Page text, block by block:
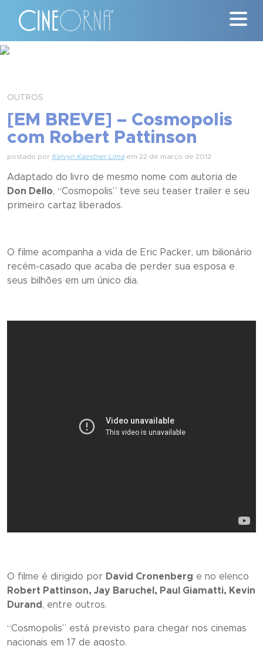
#ClássicosCineOrna
Nossa História
Contato
OUTROS
[EM BREVE] – Cosmopolis
com Robert Pattinson
postado por Kelvyn Kaestner Lima em 22 de março de 2012
Adaptado do livro de mesmo nome com autoria de
Don Dello, “Cosmopolis” teve seu teaser trailer e seu
primeiro cartaz liberados.
O filme acompanha a vida de Eric Packer, um bilionário
recém-casado que acaba de perder sua esposa e
seus bilhões em um único dia.
O filme é dirigido por David Cronenberg e no elenco
Robert Pattinson, Jay Baruchel, Paul Giamatti, Kevin
Durand , entre outros.
“Cosmopolis” está previsto para chegar nos cinemas
nacionais em 17 de agosto.